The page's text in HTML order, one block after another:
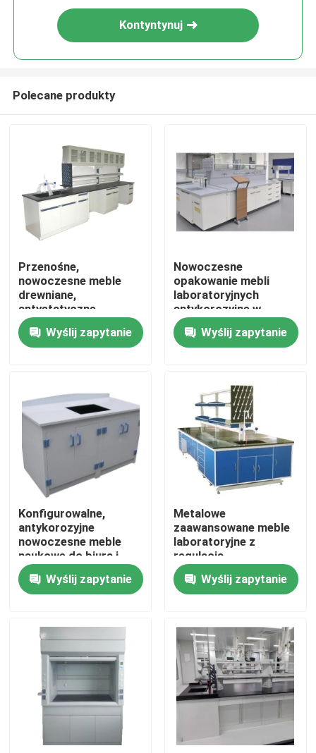
Dom
Łączność
Produkty
Nowoczesne meble laboratoryjne
Szkolne meble laboratoryjne
Ławka ścienna laboratoryjna
Dygestorium laboratoryjne
Ławka laboratoryjna
Kontyntynuj
Polecane produkty
Przenośne,
nowoczesne meble
drewniane,
antystatyczne
Wyślij zapytanie
Nowoczesne
opakowanie mebli
laboratoryjnych
antykorozyjne w
pudełku kartonowym
Wyślij zapytanie
Konfigurowalne,
antykorozyjne
nowoczesne meble
naukowe do biura i
domu
Wyślij zapytanie
Metalowe
zaawansowane meble
laboratoryjne z
regulacją
antykorozyjną
Wyślij zapytanie